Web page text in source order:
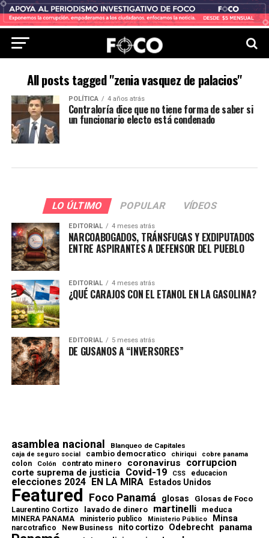
All posts tagged "zenia vasquez de palacios"
POLÍTICA 4 años atrás
Contraloría dice que no tiene forma de saber si
un funcionario electo está condenado
LO ÚLTIMO POPULAR VÍDEOS
EDITORIAL 4 meses atrás
NARCOABOGADOS, TRÁNSFUGAS Y EXDIPUTADOS
ENTRE ASPIRANTES A DEFENSOR DEL PUEBLO
EDITORIAL 4 meses atrás
¿QUÉ CARAJOS CON EL ETANOL EN LA GASOLINA?
EDITORIAL 5 meses atrás
DE GUSANOS A “INVERSORES”
asamblea nacional Blanqueo de Capitales
caja de seguro social cambio democratico chiriqui cobre panama
colon Colón contrato minero coronavirus corrupcion
corte suprema de justicia Covid-19 CSS educacion
elecciones 2024 EN LA MIRA Estados Unidos
Featured Foco Panamá glosas Glosas de Foco
Laurentino Cortizo lavado de dinero martinelli meduca
MINERA PANAMA ministerio publico Ministerio Público Minsa
narcotrafico New Business nito cortizo Odebrecht panama